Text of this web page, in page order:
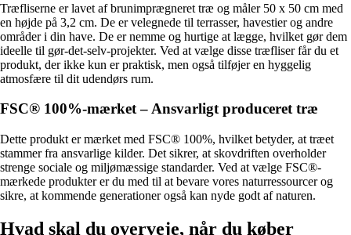
Træfliserne er lavet af brunimprægneret træ og måler 50 x 50 cm med
en højde på 3,2 cm. De er velegnede til terrasser, havestier og andre
områder i din have. De er nemme og hurtige at lægge, hvilket gør dem
ideelle til gør-det-selv-projekter. Ved at vælge disse træfliser får du et
produkt, der ikke kun er praktisk, men også tilføjer en hyggelig
atmosfære til dit udendørs rum.
FSC® 100%-mærket – Ansvarligt produceret træ
Dette produkt er mærket med FSC® 100%, hvilket betyder, at træet
stammer fra ansvarlige kilder. Det sikrer, at skovdriften overholder
strenge sociale og miljømæssige standarder. Ved at vælge FSC®-
mærkede produkter er du med til at bevare vores naturressourcer og
sikre, at kommende generationer også kan nyde godt af naturen.
Hvad skal du overveje, når du køber